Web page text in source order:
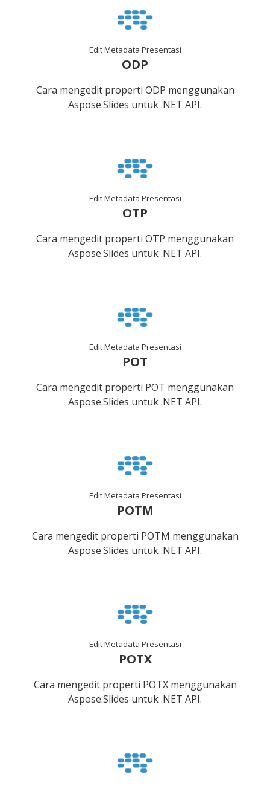
Edit Metadata Presentasi
ODP
Cara mengedit properti ODP menggunakan
Aspose.Slides untuk .NET API.
Edit Metadata Presentasi
OTP
Cara mengedit properti OTP menggunakan
Aspose.Slides untuk .NET API.
Edit Metadata Presentasi
POT
Cara mengedit properti POT menggunakan
Aspose.Slides untuk .NET API.
Edit Metadata Presentasi
POTM
Cara mengedit properti POTM menggunakan
Aspose.Slides untuk .NET API.
Edit Metadata Presentasi
POTX
Cara mengedit properti POTX menggunakan
Aspose.Slides untuk .NET API.